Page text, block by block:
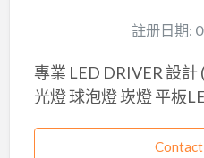
註册日期:
專業 LED DRIVER 設計
光燈 球泡燈 崁燈 平板